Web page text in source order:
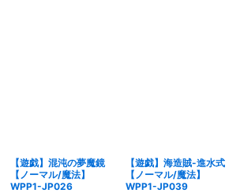
【遊戯】混沌の夢魔鏡
【ノーマル/魔法】
WPP1-JP026
【遊戯】海造賊-進水式
【ノーマル/魔法】
WPP1-JP039